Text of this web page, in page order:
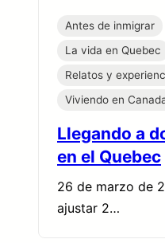
Antes de inmigrar
La vida en Quebec
Relatos y
Viviendo en
Llegando a
en el Quebec
26 de marzo de
ajustar 2…